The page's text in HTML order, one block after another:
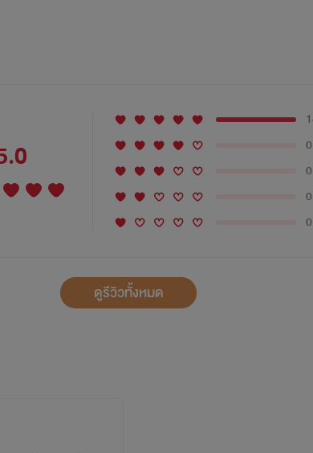
0
0
0
0
ดูรีวิวทั้งหมด